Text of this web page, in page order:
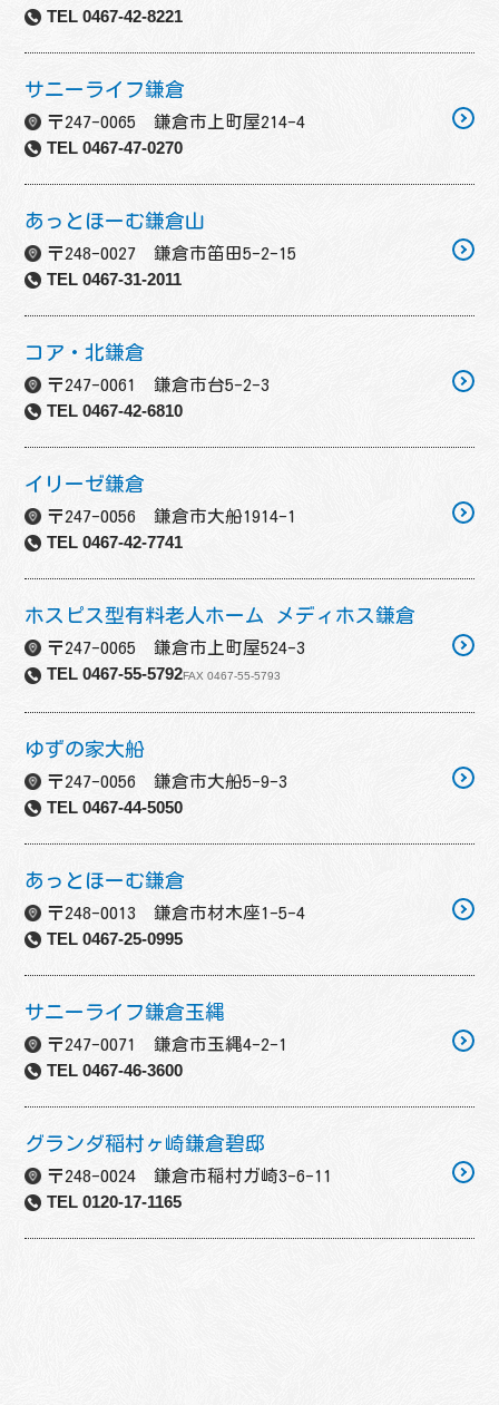
TEL 0467-42-8221
サニーライフ鎌倉
〒247-0065 鎌倉市上町屋214-4
TEL 0467-47-0270
あっとほーむ鎌倉山
〒248-0027 鎌倉市笛田5-2-15
TEL 0467-31-2011
コア・北鎌倉
〒247-0061 鎌倉市台5-2-3
TEL 0467-42-6810
イリーゼ鎌倉
〒247-0056 鎌倉市大船1914-1
TEL 0467-42-7741
ホスピス型有料老人ホーム メディホス鎌倉
〒247-0065 鎌倉市上町屋524-3
TEL 0467-55-5792FAX 0467-55-5793
ゆずの家大船
〒247-0056 鎌倉市大船5-9-3
TEL 0467-44-5050
あっとほーむ鎌倉
〒248-0013 鎌倉市材木座1-5-4
TEL 0467-25-0995
サニーライフ鎌倉玉縄
〒247-0071 鎌倉市玉縄4-2-1
TEL 0467-46-3600
グランダ稲村ヶ崎鎌倉碧邸
〒248-0024 鎌倉市稲村ガ崎3-6-11
TEL 0120-17-1165